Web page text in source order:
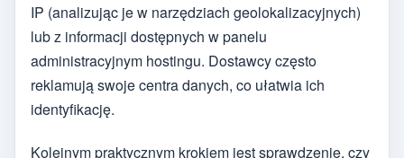
IP (analizując je w narzędziach geolokalizacyjnych)
lub z informacji dostępnych w panelu
administracyjnym hostingu. Dostawcy często
reklamują swoje centra danych, co ułatwia ich
identyfikację.
Kolejnym praktycznym krokiem jest sprawdzenie, czy